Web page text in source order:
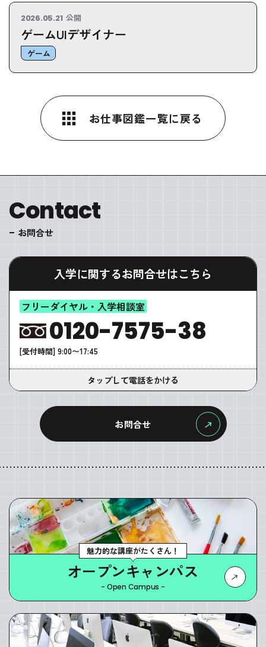
2026.05.21 公開
ゲームUIデザイナー
ゲーム
お仕事図鑑一覧に戻る
Contact
お問合せ
入学に関するお問合せはこちら
フリーダイヤル・入学相談室
0120-7575-38
[受付時間] 9:00〜17:45
タップして電話をかける
お問合せ
魅力的な講座がたくさん！
オープンキャンパス
- Open Campus -